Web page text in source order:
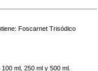
Foscarnet Trisódico
ml, 250 ml y 500 ml.